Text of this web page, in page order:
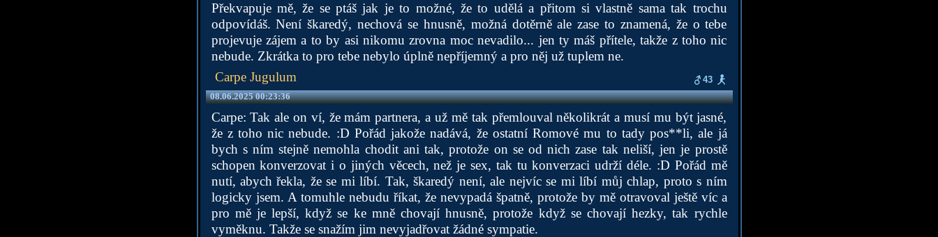
Překvapuje mě, že se ptáš jak je to možné, že to udělá a přitom si vlastně sama tak trochu
odpovídáš. Není škaredý, nechová se hnusně, možná dotěrně ale zase to znamená, že o tebe
projevuje zájem a to by asi nikomu zrovna moc nevadilo... jen ty máš přítele, takže z toho nic
nebude. Zkrátka to pro tebe nebylo úplně nepříjemný a pro něj už tuplem ne.
Carpe Jugulum
43
08.06.2025 00:23:36
Carpe: Tak ale on ví, že mám partnera, a už mě tak přemlouval několikrát a musí mu být jasné,
že z toho nic nebude. :D Pořád jakože nadává, že ostatní Romové mu to tady pos**li, ale já
bych s ním stejně nemohla chodit ani tak, protože on se od nich zase tak neliší, jen je prostě
schopen konverzovat i o jiných věcech, než je sex, tak tu konverzaci udrží déle. :D Pořád mě
nutí, abych řekla, že se mi líbí. Tak, škaredý není, ale nejvíc se mi líbí můj chlap, proto s ním
logicky jsem. A tomuhle nebudu říkat, že nevypadá špatně, protože by mě otravoval ještě víc a
pro mě je lepší, když se ke mně chovají hnusně, protože když se chovají hezky, tak rychle
vyměknu. Takže se snažím jim nevyjadřovat žádné sympatie.